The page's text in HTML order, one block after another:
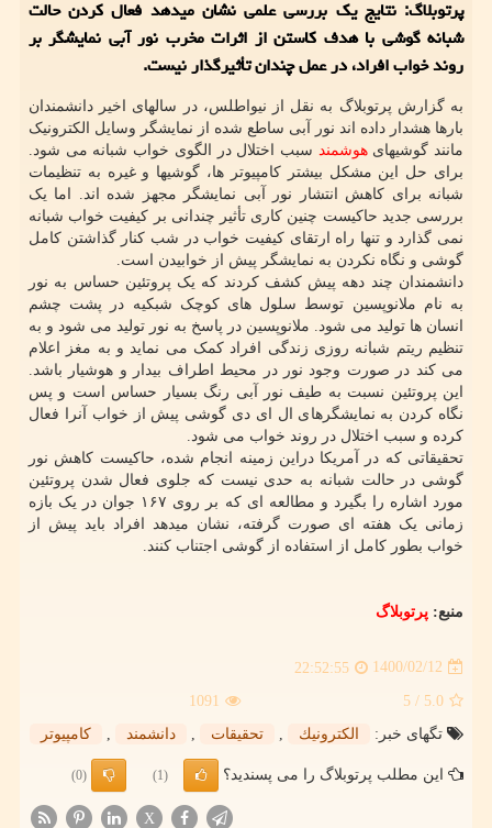
پرتوبلاگ: نتایج یک بررسی علمی نشان میدهد فعال کردن حالت
شبانه گوشی با هدف کاستن از اثرات مخرب نور آبی نمایشگر بر
روند خواب افراد، در عمل چندان تأثیرگذار نیست.
به گزارش پرتوبلاگ به نقل از نیواطلس، در سالهای اخیر دانشمندان
بارها هشدار داده اند نور آبی ساطع شده از نمایشگر وسایل الکترونیک
مانند گوشیهایهوشمند سبب اختلال در الگوی خواب شبانه می شود.
برای حل این مشکل بیشتر کامپیوتر ها، گوشیها و غیره به تنظیمات
شبانه برای کاهش انتشار نور آبی نمایشگر مجهز شده اند. اما یک
بررسی جدید حاکیست چنین کاری تأثیر چندانی بر کیفیت خواب شبانه
نمی گذارد و تنها راه ارتقای کیفیت خواب در شب کنار گذاشتن کامل
گوشی و نگاه نکردن به نمایشگر پیش از خوابیدن است.
دانشمندان چند دهه پیش کشف کردند که یک پروتئین حساس به نور
به نام ملانوپسین توسط سلول های کوچک شبکیه در پشت چشم
انسان ها تولید می شود. ملانوپسین در پاسخ به نور تولید می شود و به
تنظیم ریتم شبانه روزی زندگی افراد کمک می نماید و به مغز اعلام
می کند در صورت وجود نور در محیط اطراف بیدار و هوشیار باشد.
این پروتئین نسبت به طیف نور آبی رنگ بسیار حساس است و پس
نگاه کردن به نمایشگرهای ال ای دی گوشی پیش از خواب آنرا فعال
کرده و سبب اختلال در روند خواب می شود.
تحقیقاتی که در آمریکا دراین زمینه انجام شده، حاکیست کاهش نور
گوشی در حالت شبانه به حدی نیست که جلوی فعال شدن پروتئین
مورد اشاره را بگیرد و مطالعه ای که بر روی ۱۶۷ جوان در یک بازه
زمانی یک هفته ای صورت گرفته، نشان میدهد افراد باید پیش از
خواب بطور کامل از استفاده از گوشی اجتناب کنند.
منبع: پرتوبلاگ
1400/02/12
22:52:55
5.0
/ 5
1091
تگهای خبر:
الكترونیك تحقیقات دانشمند كامپیوتر
این مطلب پرتوبلاگ را می پسندید؟ (1)
(0)
X